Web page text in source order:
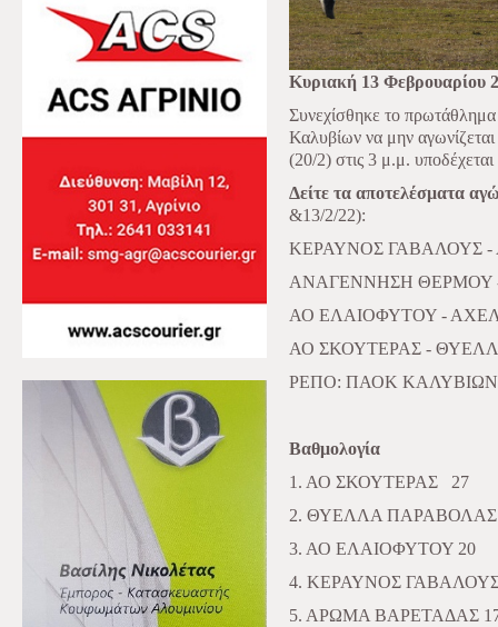
Κυριακή 13 Φεβρουαρίου
Συνεχίσθηκε το
Καλυβίων να μην
(20/2) στις 3 μ.μ.
Δείτε τα αποτελέσματα
&13/2/22):
ΚΕΡΑΥΝΟΣ ΓΑΒΑΛΟΥΣ -
ΑΝΑΓΕΝΝΗΣΗ ΘΕΡΜΟΥ -
ΑΟ ΕΛΑΙΟΦΥΤΟΥ -
ΑΟ ΣΚΟΥΤΕΡΑΣ -
ΡΕΠΟ: ΠΑΟΚ ΚΑΛΥΒΙΩΝ
Βαθμολογία
1. ΑΟ ΣΚΟΥΤΕΡΑΣ
27
2. ΘΥΕΛΛΑ ΠΑΡΑΒΟΛΑΣ
3. ΑΟ ΕΛΑΙΟΦΥΤΟΥ 20
4. ΚΕΡΑΥΝΟΣ
5. ΑΡΩΜΑ ΒΑΡΕΤΑΔΑΣ